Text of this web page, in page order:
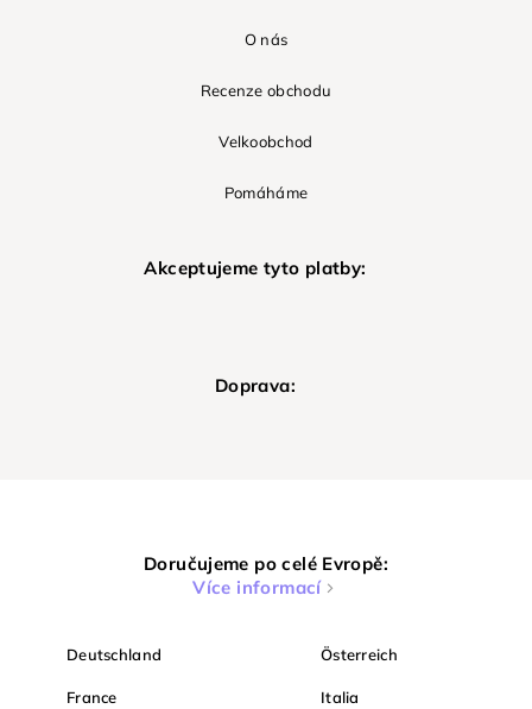
O nás
Recenze obchodu
Velkoobchod
Pomáháme
Akceptujeme tyto platby:
Doprava:
Doručujeme po celé Evropě:
Více informací
Deutschland Österreich
France Italia